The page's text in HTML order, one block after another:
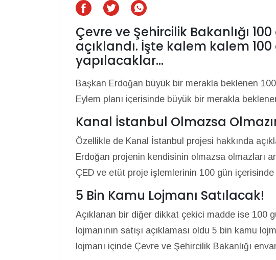
Çevre ve Şehircilik Bakanlığı
açıklandı. İşte kalem kalem
yapılacaklar...
Başkan Erdoğan büyük bir merakla beklenen 100
Eylem planı içerisinde büyük bir merakla
Kanal İstanbul Olmazsa
Özellikle de Kanal İstanbul projesi hakkında
Erdoğan projenin kendisinin olmazsa olmazları
ÇED ve etüt proje işlemlerinin 100 gün içerisinde
5 Bin Kamu Lojmanı Satılacak!
Açıklanan bir diğer dikkat çekici madde ise 100
lojmanının satışı açıklaması oldu 5 bin kamu
lojmanı içinde Çevre ve Şehircilik Bakanlığı